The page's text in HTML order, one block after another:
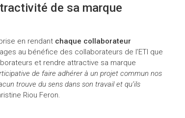
de sa marque
en rendant chaque collaborateur
au bénéfice des collaborateurs de l’ETI que
et rendre attractive sa marque
de faire adhérer à un projet commun nos
trouve du sens dans son travail et qu’ils
Riou Feron.